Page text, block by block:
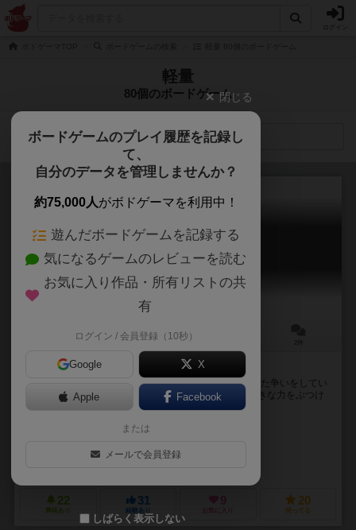
軽量
80個のボードゲーム
検索メニュー
天体衝突
Tentai Shototsu
5～15分
人間vs火星人 星命を賭けた軽量級戦略型心理戦
【ストーリー】 時は3000年人間は火星人と星命を賭けた争いをしてい
た。生き残る惑星は地球か。それとも火星か。 より大きな力をぶつけ
た星が勝利する。目指すはより早く5...
22
興味あり
31
経験あり お気に入り
20
持ってる
閉じる
ボードゲームのプレイ履歴を記録し
て、
自分のデータを管理しませんか？
約75,000人がボドゲーマを利用中！
遊んだボードゲームを記録する
気になるゲームのレビューを読む
お気に入り作品・所有リストの共
有
ログイン / 会員登録（10秒）
Google X
Apple Facebook
または
メールで会員登録
しばらく表示しない